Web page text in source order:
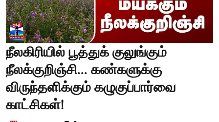
நீலகிரியில் பூத்துக் குலுங்கும்
நீலக்குறிஞ்சி... கண்களுக்கு
விருந்தளிக்கும் கழுகுப்பார்வை
காட்சிகள்!